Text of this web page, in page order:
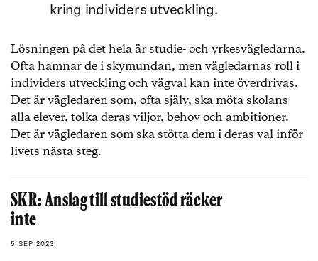
kring individers utveckling.
Lösningen på det hela är studie- och yrkesvägledarna.
Ofta hamnar de i skymundan, men vägledarnas roll i
individers utveckling och vägval kan inte överdrivas.
Det är vägledaren som, ofta själv, ska möta skolans
alla elever, tolka deras viljor, behov och ambitioner.
Det är vägledaren som ska stötta dem i deras val inför
livets nästa steg.
SKR: Anslag till studiestöd räcker
inte
5 SEP 2023